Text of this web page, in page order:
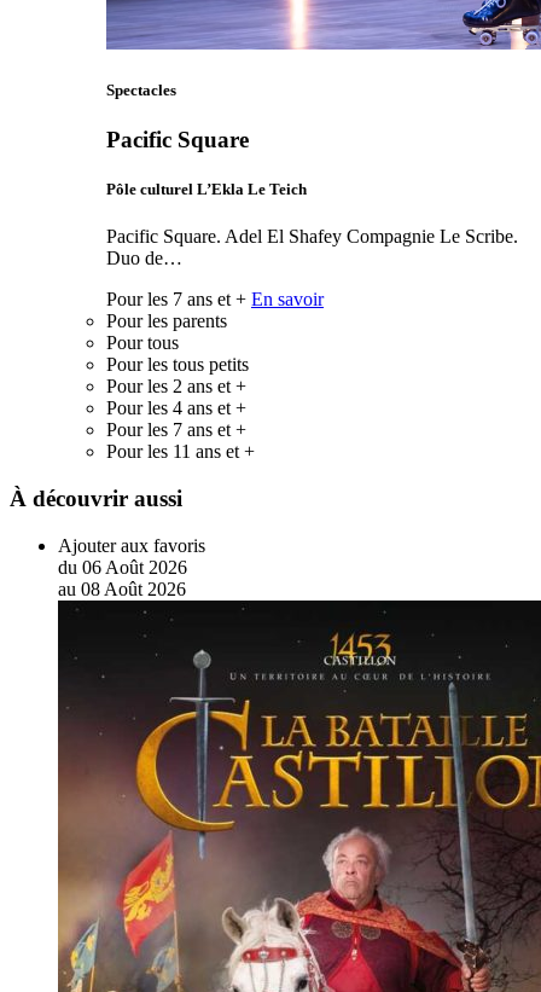
Spectacles
Pacific Square
Pôle culturel L’Ekla Le Teich
Pacific Square. Adel El Shafey Compagnie Le Scribe.
Duo de…
Pour les 7 ans et + En savoir
Pour les parents
Pour tous
Pour les tous petits
Pour les 2 ans et +
Pour les 4 ans et +
Pour les 7 ans et +
Pour les 11 ans et +
À découvrir aussi
Ajouter aux favoris
du 06 Août 2026
au 08 Août 2026